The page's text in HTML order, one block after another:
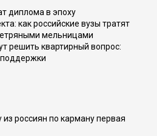
диплома в эпоху
как российские вузы тратят
мельницами
решить квартирный вопрос:
россиян по карману первая